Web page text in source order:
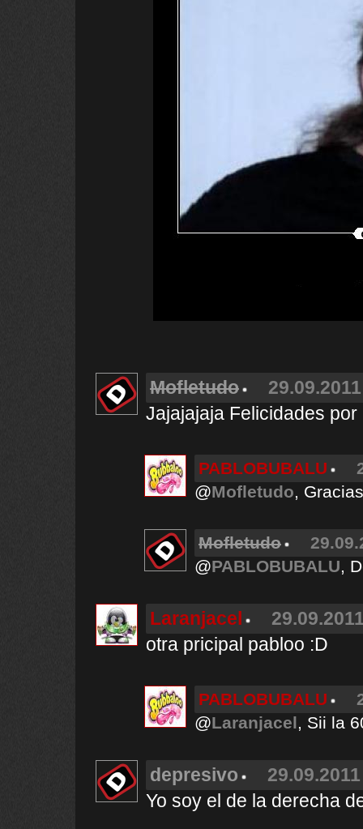
Mofletudo
Jajajajaja Felicidades
PABLOBUBALU
@Mofletudo,
Mofletudo
@PABLOBUBALU,
Laranjacel
otra pricipal pabloo :D
PABLOBUBALU
@Laranjacel, Sii la
depresivo
Yo soy el de la derecha